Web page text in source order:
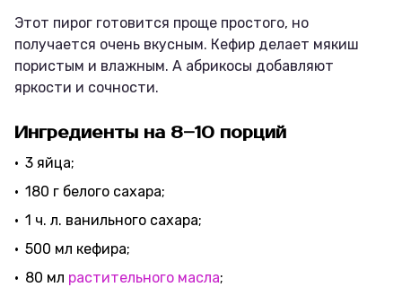
Этот пирог готовится проще простого, но
получается очень вкусным. Кефир делает мякиш
пористым и влажным. А абрикосы добавляют
яркости и сочности.
Ингредиенты на 8–10 порций
3 яйца;
180 г белого сахара;
1 ч. л. ванильного сахара;
500 мл кефира;
80 мл растительного масла;